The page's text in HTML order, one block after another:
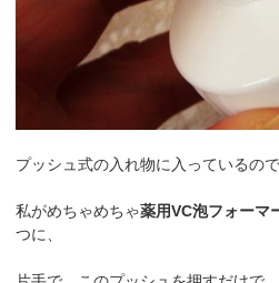
プッシュ式の入れ物に入っているので
私がめちゃめちゃ薬用VC泡フォーマ
つに、